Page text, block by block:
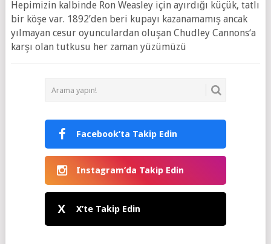
Hepimizin kalbinde Ron Weasley için ayırdığı küçük, tatlı
bir köşe var. 1892’den beri kupayı kazanamamış ancak
yılmayan cesur oyunculardan oluşan Chudley Cannons‘a
karşı olan tutkusu her zaman yüzümüzü
Facebook’ta Takip Edin
Instagram’da Takip Edin
X X’te Takip Edin